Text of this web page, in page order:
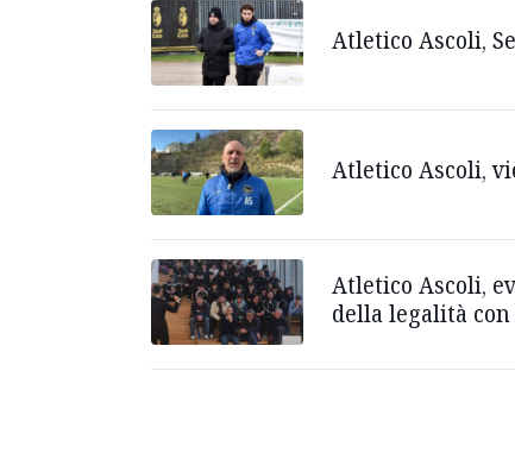
Atletico Ascoli,
Atletico Ascoli,
Atletico Ascoli,
della legalità